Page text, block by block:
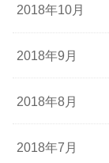
2018年10月
2018年9月
2018年8月
2018年7月